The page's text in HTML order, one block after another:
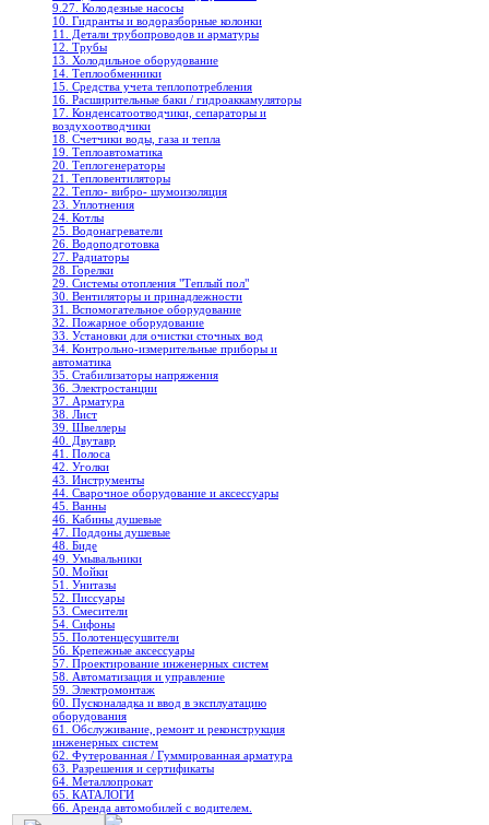
9.27. Колодезные насосы
10. Гидранты и водоразборные колонки
11. Детали трубопроводов и арматуры
12. Трубы
13. Холодильное oборудование
14. Теплообменники
15. Средства учета теплопотребления
16. Расширительные баки / гидроаккамуляторы
17. Конденсатоотводчики, сепараторы и
воздухоотводчики
18. Счетчики воды, газа и тепла
19. Теплоавтоматика
20. Теплогенераторы
21. Тепловентиляторы
22. Тепло- вибро- шумоизоляция
23. Уплотнения
24. Котлы
25. Водонагреватели
26. Водоподготовка
27. Радиаторы
28. Горелки
29. Системы отопления "Теплый пол"
30. Вентиляторы и принадлежности
31. Вспомогательное оборудование
32. Пожарное оборудование
33. Установки для очистки сточных вод
34. Контрольно-измерительные приборы и
автоматика
35. Стабилизаторы напряжения
36. Электростанции
37. Арматура
38. Лист
39. Швеллеры
40. Двутавр
41. Полоса
42. Уголки
43. Инструменты
44. Сварочное оборудование и аксессуары
45. Ванны
46. Кабины душевые
47. Поддоны душевые
48. Биде
49. Умывальники
50. Мойки
51. Унитазы
52. Писсуары
53. Смесители
54. Сифоны
55. Полотенцесушители
56. Крепежные аксессуары
57. Проектирование инженерных систем
58. Автоматизация и управление
59. Электромонтаж
60. Пусконаладка и ввод в эксплуатацию
оборудования
61. Обслуживание, ремонт и реконструкция
инженерных систем
62. Футерованная / Гуммированная арматура
63. Разрешения и сертификаты
64. Металлопрокат
65. КАТАЛОГИ
66. Аренда автомобилей с водителем.